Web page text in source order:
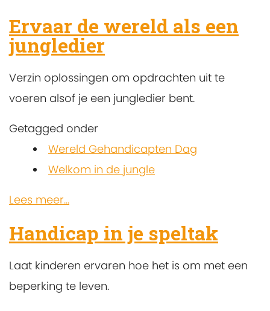
Ervaar de wereld als een
jungledier
Verzin oplossingen om opdrachten uit te
voeren alsof je een jungledier bent.
Getagged onder
Wereld Gehandicapten Dag
Welkom in de jungle
Lees meer...
Handicap in je speltak
Laat kinderen ervaren hoe het is om met een
beperking te leven.